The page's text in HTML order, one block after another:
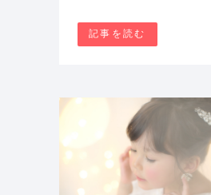
記事を読む